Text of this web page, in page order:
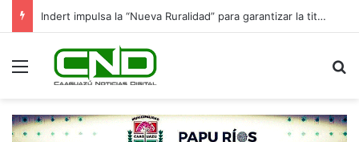
Indert impulsa la “Nueva Ruralidad” para garantizar la titulación de tierras a familias campesinas.
Menú